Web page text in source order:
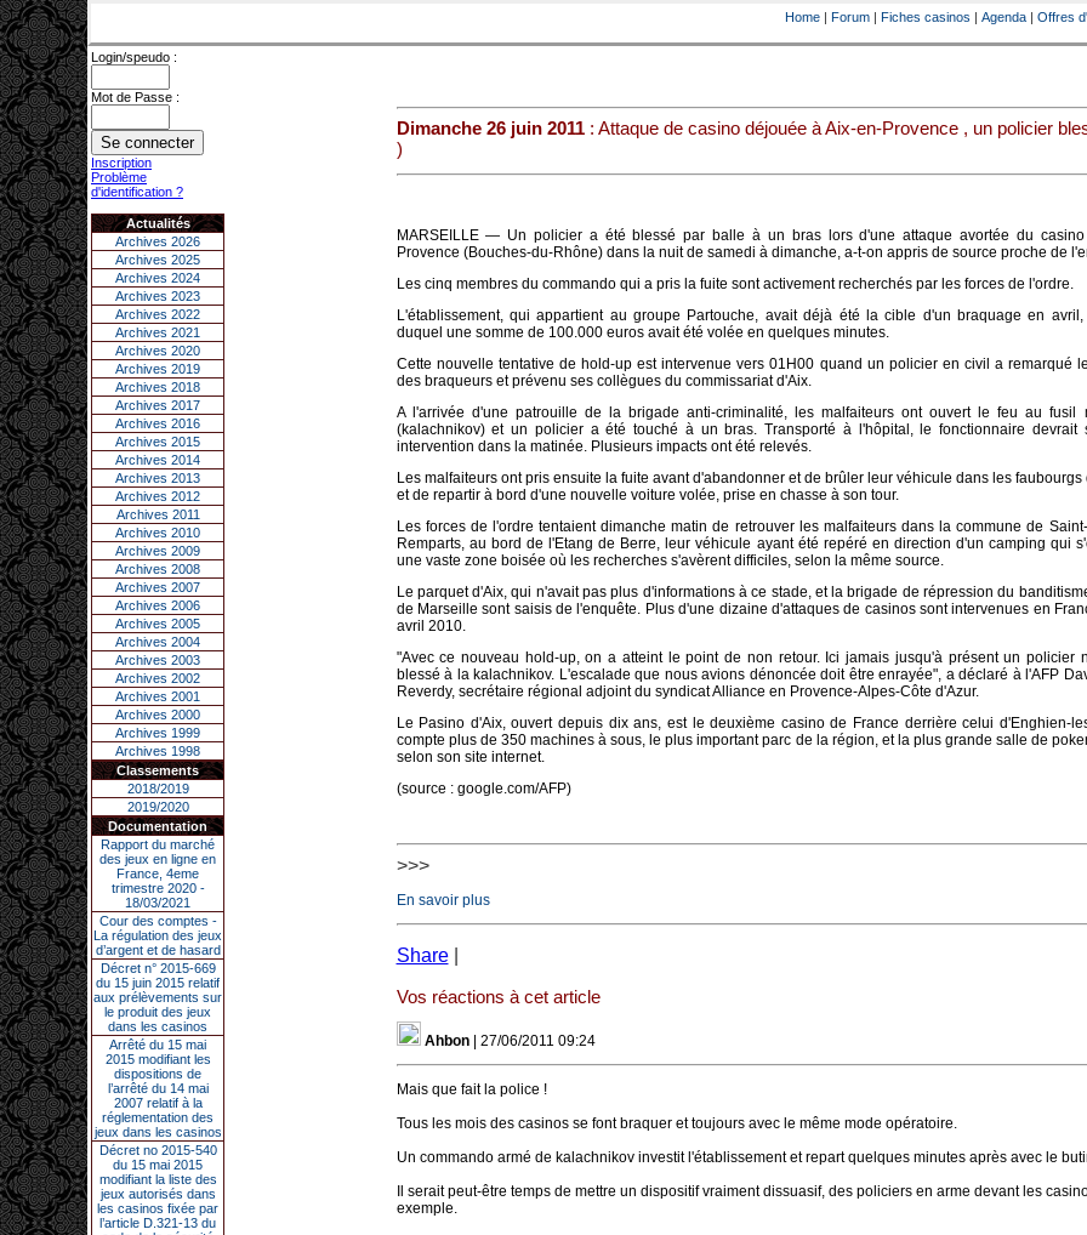
Home | Forum | Fiches casinos | Agenda | Offres
Login/speudo :
Mot de Passe :
Inscription
Problème
d'identification ?
Actualités
Archives 2026
Archives 2025
Archives 2024
Archives 2023
Archives 2022
Archives 2021
Archives 2020
Archives 2019
Archives 2018
Archives 2017
Archives 2016
Archives 2015
Archives 2014
Archives 2013
Archives 2012
Archives 2011
Archives 2010
Archives 2009
Archives 2008
Archives 2007
Archives 2006
Archives 2005
Archives 2004
Archives 2003
Archives 2002
Archives 2001
Archives 2000
Archives 1999
Archives 1998
Classements
2018/2019
2019/2020
Documentation
Rapport du marché
des jeux en ligne en
France, 4eme
trimestre 2020 -
18/03/2021
Cour des comptes -
La régulation des jeux
d’argent et de hasard
Décret n° 2015-669
du 15 juin 2015 relatif
aux prélèvements sur
le produit des jeux
dans les casinos
Arrêté du 15 mai
2015 modifiant les
dispositions de
l’arrêté du 14 mai
2007 relatif à la
réglementation des
jeux dans les casinos
Décret no 2015-540
du 15 mai 2015
modifiant la liste des
jeux autorisés dans
les casinos fixée par
l’article D.321-13 du
Dimanche 26 juin 2011: Attaque de casino déjouée à Aix-en-Provence , un policier
)
MARSEILLE — Un policier a été blessé par balle à un bras lors d'une attaque avortée du casino
Provence (Bouches-du-Rhône) dans la nuit de samedi à dimanche, a-t-on appris de source proche de
Les cinq membres du commando qui a pris la fuite sont activement recherchés par les forces de l'ordre.
L'établissement, qui appartient au groupe Partouche, avait déjà été la cible d'un braquage en
duquel une somme de 100.000 euros avait été volée en quelques minutes.
Cette nouvelle tentative de hold-up est intervenue vers 01H00 quand un policier en civil a remarqué
des braqueurs et prévenu ses collègues du commissariat d'Aix.
A l'arrivée d'une patrouille de la brigade anti-criminalité, les malfaiteurs ont ouvert le feu au fusil
(kalachnikov) et un policier a été touché à un bras. Transporté à l'hôpital, le fonctionnaire devrait
intervention dans la matinée. Plusieurs impacts ont été relevés.
Les malfaiteurs ont pris ensuite la fuite avant d'abandonner et de brûler leur véhicule dans les faubourgs
et de repartir à bord d'une nouvelle voiture volée, prise en chasse à son tour.
Les forces de l'ordre tentaient dimanche matin de retrouver les malfaiteurs dans la commune de
Remparts, au bord de l'Etang de Berre, leur véhicule ayant été repéré en direction d'un camping qui
une vaste zone boisée où les recherches s'avèrent difficiles, selon la même source.
Le parquet d'Aix, qui n'avait pas plus d'informations à ce stade, et la brigade de répression du
de Marseille sont saisis de l'enquête. Plus d'une dizaine d'attaques de casinos sont intervenues en
avril 2010.
"Avec ce nouveau hold-up, on a atteint le point de non retour. Ici jamais jusqu'à présent un policier
blessé à la kalachnikov. L'escalade que nous avions dénoncée doit être enrayée", a déclaré à l'AFP
Reverdy, secrétaire régional adjoint du syndicat Alliance en Provence-Alpes-Côte d'Azur.
Le Pasino d'Aix, ouvert depuis dix ans, est le deuxième casino de France derrière celui d'Enghien-
compte plus de 350 machines à sous, le plus important parc de la région, et la plus grande salle de
selon son site internet.
(source : google.com/AFP)
>>>
En savoir plus
Share
Vos réactions à cet article
Ahbon| 27/06/2011 09:24
Mais que fait la police !
Tous les mois des casinos se font braquer et toujours avec le même mode opératoire.
Un commando armé de kalachnikov investit l'établissement et repart quelques minutes après avec le
Il serait peut-être temps de mettre un dispositif vraiment dissuasif, des policiers en arme devant les
exemple.